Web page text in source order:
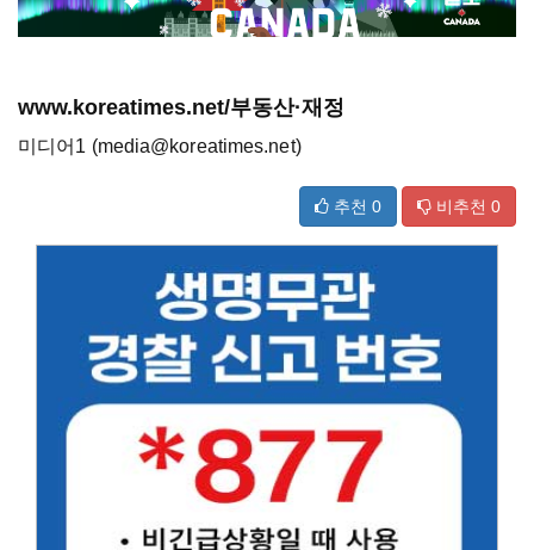
www.koreatimes.net/부동산·재정
미디어1 (media@koreatimes.net)
추천 0 비추천 0